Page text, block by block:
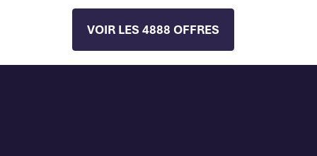
VOIR LES 4888 OFFRES